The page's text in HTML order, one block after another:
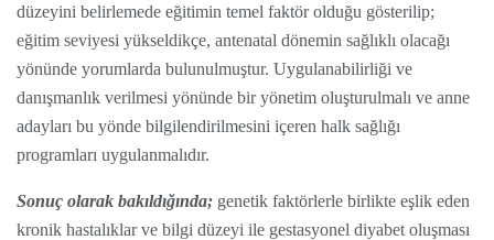
düzeyini belirlemede eğitimin temel faktör olduğu gösterilip;
eğitim seviyesi yükseldikçe, antenatal dönemin sağlıklı olacağı
yönünde yorumlarda bulunulmuştur. Uygulanabilirliği ve
danışmanlık verilmesi yönünde bir yönetim oluşturulmalı ve anne
adayları bu yönde bilgilendirilmesini içeren halk sağlığı
programları uygulanmalıdır.
Sonuç olarak bakıldığında; genetik faktörlerle birlikte eşlik eden
kronik hastalıklar ve bilgi düzeyi ile gestasyonel diyabet oluşması